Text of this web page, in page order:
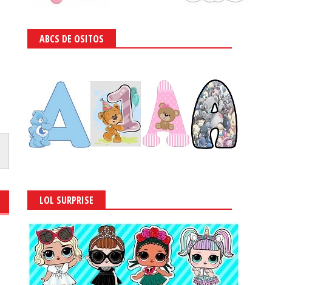
Nov 26, 2013 - Ivette González
ABCS DE OSITOS
LOL SURPRISE